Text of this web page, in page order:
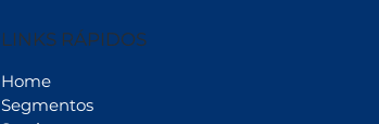
LINKS RÁPIDOS
Home
Segmentos